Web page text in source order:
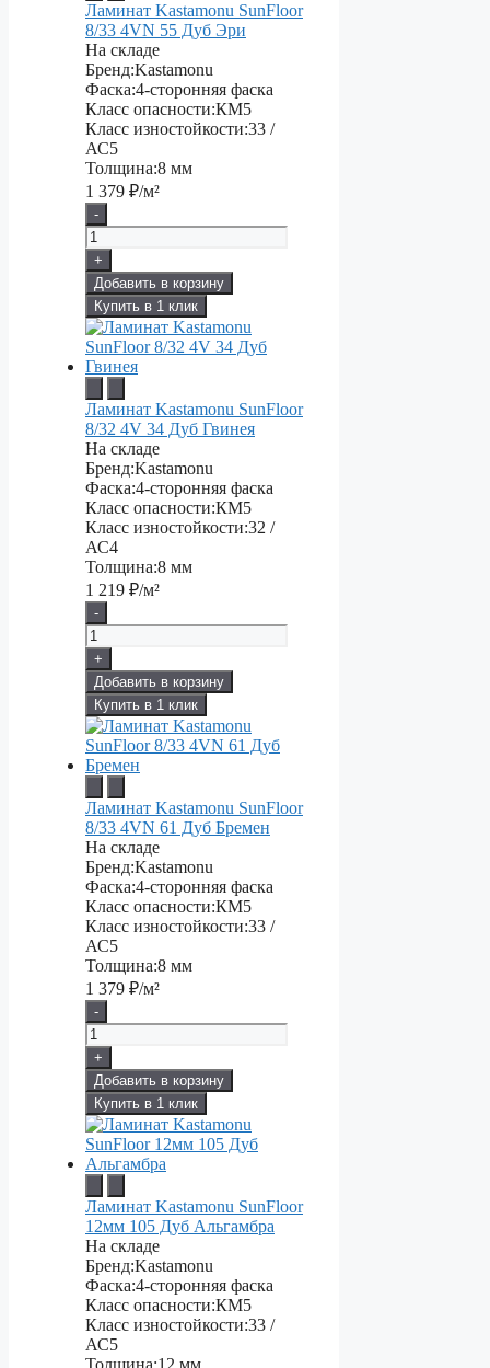
Ламинат Kastamonu SunFloor
8/33 4VN 55 Дуб Эри
На складе
Бренд:Kastamonu
Фаска:4-сторонняя фаска
Класс опасности:КМ5
Класс изностойкости:33 /
АС5
Толщина:8 мм
1 379 ₽/м²
-
+
Добавить в корзину
Купить в 1 клик
Ламинат Kastamonu SunFloor
8/32 4V 34 Дуб Гвинея
На складе
Бренд:Kastamonu
Фаска:4-сторонняя фаска
Класс опасности:КМ5
Класс изностойкости:32 /
АС4
Толщина:8 мм
1 219 ₽/м²
-
+
Добавить в корзину
Купить в 1 клик
Ламинат Kastamonu SunFloor
8/33 4VN 61 Дуб Бремен
На складе
Бренд:Kastamonu
Фаска:4-сторонняя фаска
Класс опасности:КМ5
Класс изностойкости:33 /
АС5
Толщина:8 мм
1 379 ₽/м²
-
+
Добавить в корзину
Купить в 1 клик
Ламинат Kastamonu SunFloor
12мм 105 Дуб Альгамбра
На складе
Бренд:Kastamonu
Фаска:4-сторонняя фаска
Класс опасности:КМ5
Класс изностойкости:33 /
АС5